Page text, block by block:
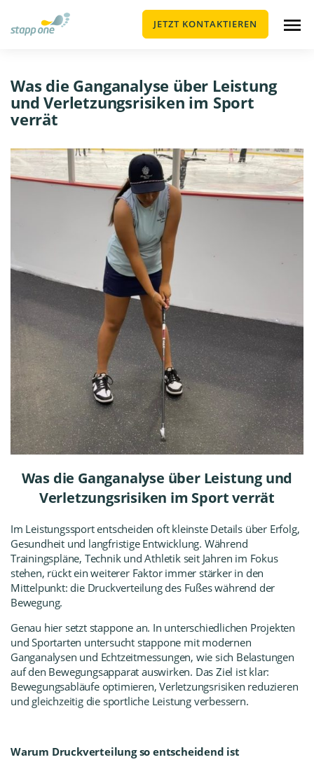
JETZT KONTAKTIEREN
Was die Ganganalyse über Leistung
und Verletzungsrisiken im Sport
verrät
Was die Ganganalyse über Leistung und
Verletzungsrisiken im Sport verrät
Im Leistungssport entscheiden oft kleinste Details über Erfolg,
Gesundheit und langfristige Entwicklung. Während
Trainingspläne, Technik und Athletik seit Jahren im Fokus
stehen, rückt ein weiterer Faktor immer stärker in den
Mittelpunkt: die Druckverteilung des Fußes während der
Bewegung.
Genau hier setzt stappone an. In unterschiedlichen Projekten
und Sportarten untersucht stappone mit modernen
Ganganalysen und Echtzeitmessungen, wie sich Belastungen
auf den Bewegungsapparat auswirken. Das Ziel ist klar:
Bewegungsabläufe optimieren, Verletzungsrisiken reduzieren
und gleichzeitig die sportliche Leistung verbessern.
Warum Druckverteilung so entscheidend ist